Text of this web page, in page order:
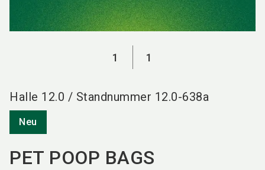
1 1
Halle 12.0 / Standnummer 12.0-638a
Neu
PET POOP BAGS